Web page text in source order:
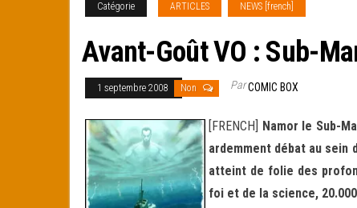
Catégorie ARTICLES NEWS [french]
Avant-Goût VO : Sub-
1 septembre 2008 Non ParCOMIC BOX
[FRENCH] Namor le Sub-
ardemment débat au sein
atteint de folie des
foi et de la science,